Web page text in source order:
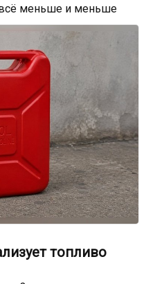
всё меньше и меньше
топливо